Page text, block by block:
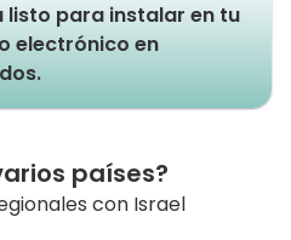
listo para instalar en tu
electrónico en
países?
con Israel